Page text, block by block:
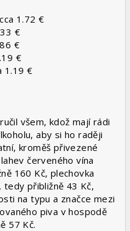
1.72 €
€
€
€
1.19 €
všem, kdož mají rádi
aby si ho raději
kroměš přivezené
červeného vína
160 Kč, plechovka
tedy přibližně 43 Kč,
na typu a značce mezi
piva v hospodě
57 Kč.